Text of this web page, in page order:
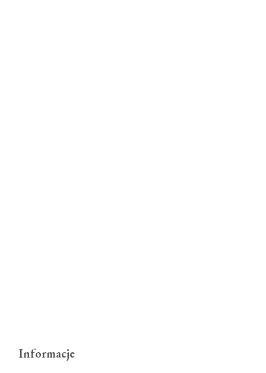
Informacje